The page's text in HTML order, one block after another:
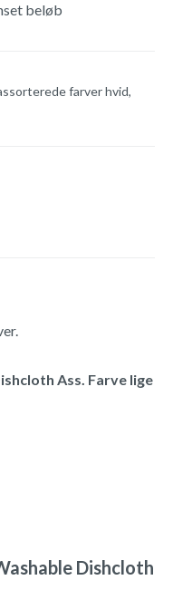
beløb
farver hvid,
Ass. Farve lige
Dishcloth